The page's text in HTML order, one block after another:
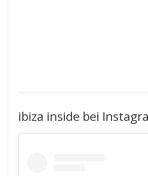
ibiza inside bei